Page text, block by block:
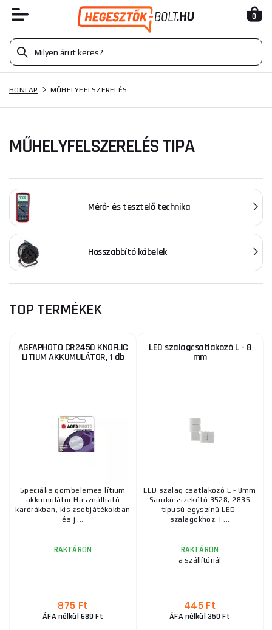
0
HONLAP MŰHELYFELSZERELÉS
MŰHELYFELSZERELÉS TIPA
Mérő- és tesztelő technika
Hosszabbító kábelek
TOP TERMÉKEK
AGFAPHOTO CR2450 KNOFLIC
LITIUM AKKUMULÁTOR, 1 db
Speciális gombelemes lítium
akkumulátor Használható
karórákban, kis zsebjátékokban
és j ...
RAKTÁRON
875 Ft
ÁFA nélkül 689 Ft
LED szalagcsatlakozó L - 8
mm
LED szalag csatlakozó L - 8mm
Sarokösszekötő 3528, 2835
típusú egyszínű LED-
szalagokhoz. I ...
RAKTÁRON
a szállítónál
445 Ft
ÁFA nélkül 350 Ft